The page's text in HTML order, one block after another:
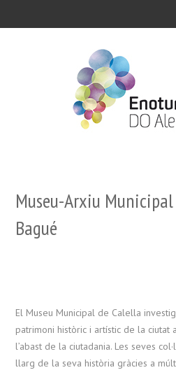
Museu-Arxiu Municipal
Bagué
El Museu Municipal de Calella
patrimoni històric i artístic de la ciutat
l’abast de la ciutadania. Les seves
llarg de la seva història gràcies a